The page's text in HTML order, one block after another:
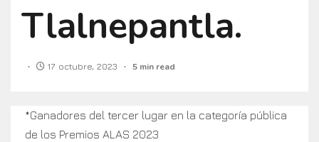
Tlalnepantla.
17 octubre, 2023 5 min read
*Ganadores del tercer lugar en la categoría pública
de los Premios ALAS 2023